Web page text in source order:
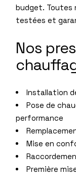
budget.
testées et
Nos
Installation
Pose de
performance
Mise en
Première